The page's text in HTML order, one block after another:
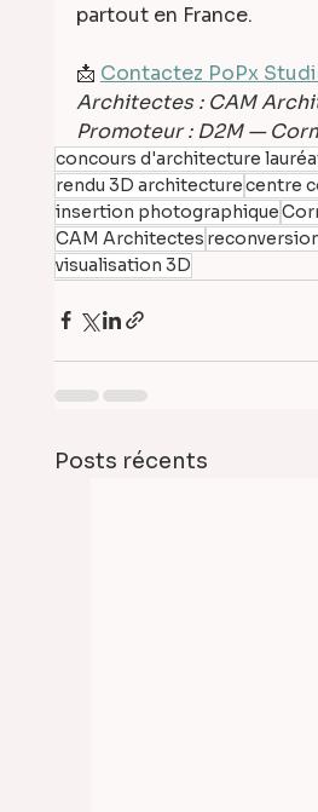
partout en France.
📩 Contactez PoPx
Architectes : CAM
Promoteur : D2M —
concours d'architecture
rendu 3D architecturecentre
insertion photographique
CAM Architectes
visualisation 3D
Posts récents